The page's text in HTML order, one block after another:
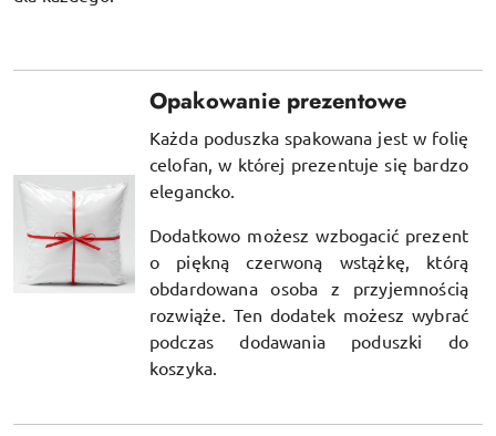
Opakowanie prezentowe
Każda poduszka spakowana jest w folię
celofan, w której prezentuje się bardzo
elegancko.
Dodatkowo możesz wzbogacić prezent
o piękną czerwoną wstążkę, którą
obdardowana osoba z przyjemnością
rozwiąże. Ten dodatek możesz wybrać
podczas dodawania poduszki do
koszyka.